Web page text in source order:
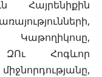
Հայրենիքին
Հոգևոր